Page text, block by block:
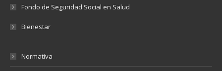
Fondo de Seguridad Social en Salud
Bienestar
Normativa